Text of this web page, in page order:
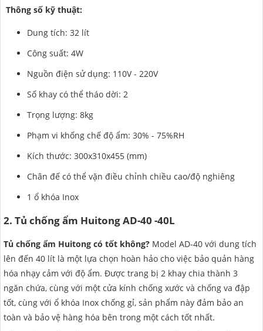
Thông số kỹ thuật:
Dung tích: 32 lít
Công suất: 4W
Nguồn điện sử dụng: 110V - 220V
Số khay có thể tháo dời: 2
Trọng lượng: 8kg
Phạm vi khống chế độ ẩm: 30% - 75%RH
Kích thước: 300x310x455 (mm)
Chân đế có thể vặn điều chỉnh chiều cao/độ nghiêng
1 ổ khóa Inox
2. Tủ chống ẩm Huitong AD-40 -40L
Tủ chống ẩm Huitong có tốt không? Model AD-40 với dung tích
lên đến 40 lít là một lựa chọn hoàn hảo cho việc bảo quản hàng
hóa nhạy cảm với độ ẩm. Được trang bị 2 khay chia thành 3
ngăn chứa, cùng với một cửa kính chống xước và chống va đập
tốt, cùng với ổ khóa Inox chống gỉ, sản phẩm này đảm bảo an
toàn và bảo vệ hàng hóa bên trong một cách tốt nhất.